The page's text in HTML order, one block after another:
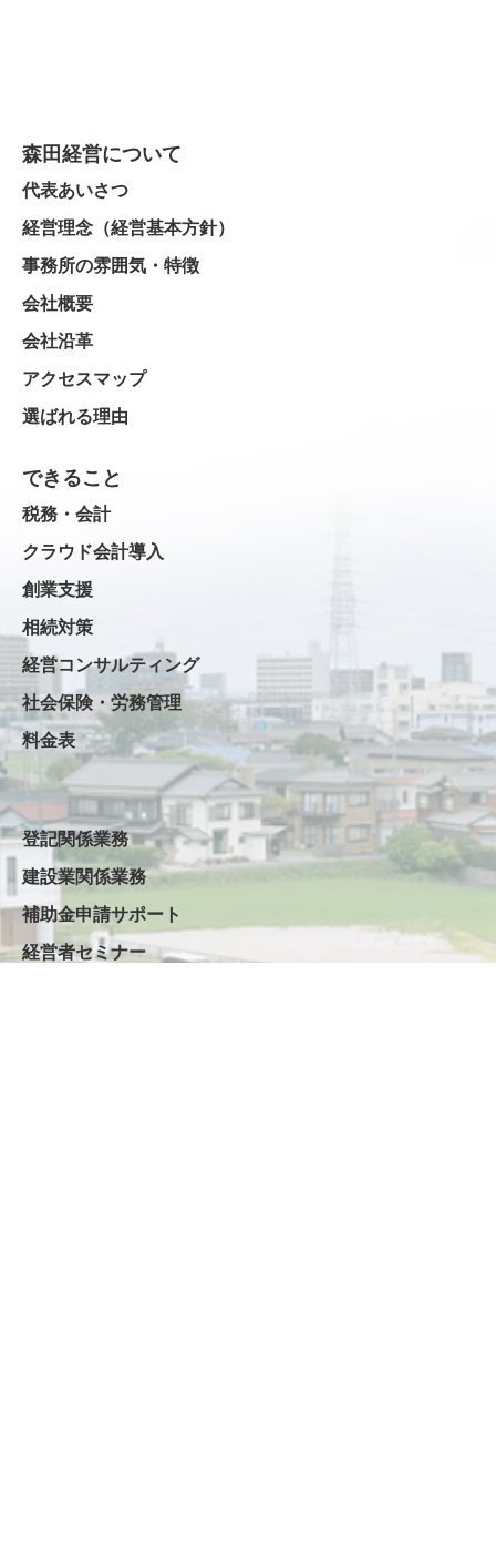
森田経営について
代表あいさつ
経営理念（経営基本方針）
事務所の雰囲気・特徴
会社概要
会社沿革
アクセスマップ
選ばれる理由
できること
税務・会計
クラウド会計導入
創業支援
相続対策
経営コンサルティング
社会保険・労務管理
料金表
登記関係業務
建設業関係業務
補助金申請サポート
経営者セミナー